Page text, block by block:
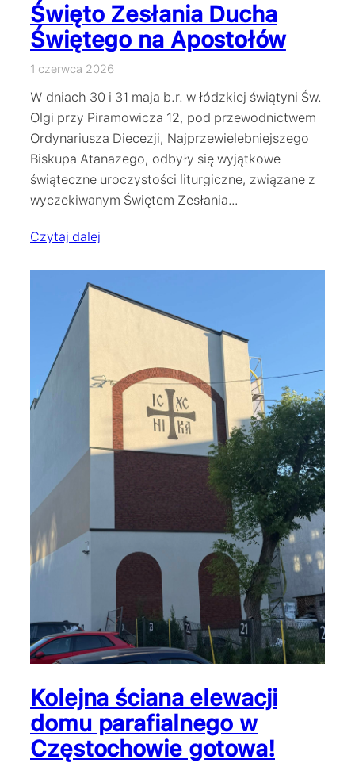
Święto Zesłania Ducha
Świętego na Apostołów
1 czerwca 2026
W dniach 30 i 31 maja b.r. w łódzkiej świątyni Św.
Olgi przy Piramowicza 12, pod przewodnictwem
Ordynariusza Diecezji, Najprzewielebniejszego
Biskupa Atanazego, odbyły się wyjątkowe
świąteczne uroczystości liturgiczne, związane z
wyczekiwanym Świętem Zesłania…
Czytaj dalej
Kolejna ściana elewacji
domu parafialnego w
Częstochowie gotowa!